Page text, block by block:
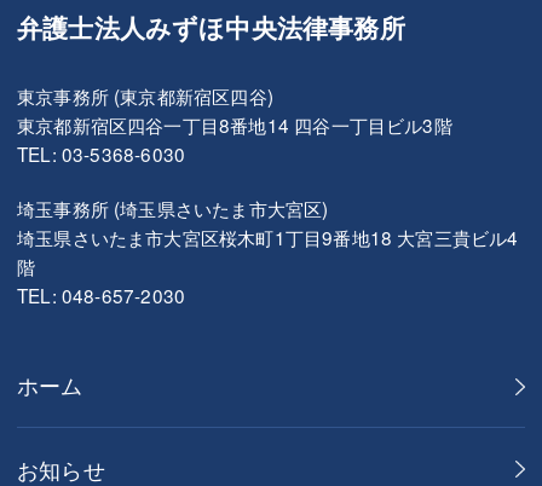
弁護士法人みずほ中央法律事務所
東京事務所 (東京都新宿区四谷)
東京都新宿区四谷一丁目8番地14 四谷一丁目ビル3階
TEL: 03-5368-6030
埼玉事務所 (埼玉県さいたま市大宮区)
埼玉県さいたま市大宮区桜木町1丁目9番地18 大宮三貴ビル4
階
TEL: 048-657-2030
ホーム
お知らせ